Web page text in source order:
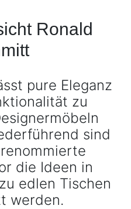
Ronald
pure Eleganz
zu
sind
die Ideen in
edlen Tischen
werden.